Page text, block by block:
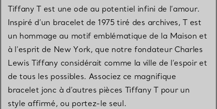
Tiffany T est une ode au potentiel infini de l’amour.
Inspiré d’un bracelet de 1975 tiré des archives, T est
un hommage au motif emblématique de la Maison et
à l’esprit de New York, que notre fondateur Charles
Lewis Tiffany considérait comme la ville de l’espoir et
de tous les possibles. Associez ce magnifique
bracelet jonc à d’autres pièces Tiffany T pour un
style affirmé, ou portez-le seul.